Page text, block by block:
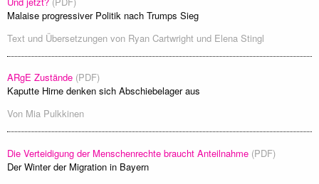
Malaise progressiver Politik nach Trumps Sieg
Text und Übersetzungen von Ryan Cartwright und Elena Stingl
ARgE Zustände (PDF)
Kaputte Hirne denken sich Abschiebelager aus
Von Mia Pulkkinen
Die Verteidigung der Menschenrechte braucht Anteilnahme (PDF)
Der Winter der Migration in Bayern